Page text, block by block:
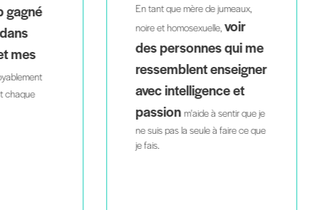
En tant que mère de jumeaux,
noire et homosexuelle,voir
des personnes qui me
ressemblent enseigner
avec intelligence et
passionm'aide à sentir que je
ne suis pas la seule à faire ce que